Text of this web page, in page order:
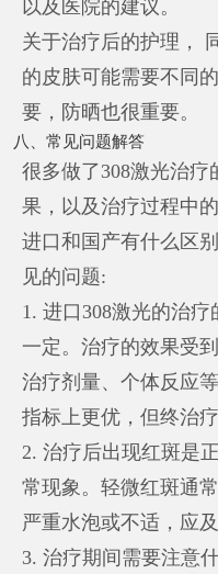
以及医院的建议。
关于治疗后的护理，
的皮肤可能需要不同
要，防晒也很重要。
八、常见问题解答
很多做了308激光治
果，以及治疗过程中
进口和国产有什么区
见的问题:
1. 进口308激光的治
一定。治疗的效果受
治疗剂量、个体反应
指标上更优，但终治
2. 治疗后出现红斑是
常现象。轻微红斑通
严重水泡或不适，应及
3. 治疗期间需要注意